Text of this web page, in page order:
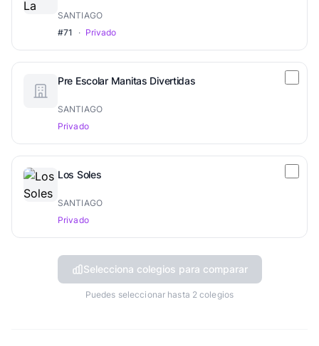
SANTIAGO
#71
· Privado
Pre Escolar Manitas Divertidas
SANTIAGO
Privado
Los Soles
SANTIAGO
Privado
Selecciona colegios para comparar
Puedes seleccionar hasta 2 colegios